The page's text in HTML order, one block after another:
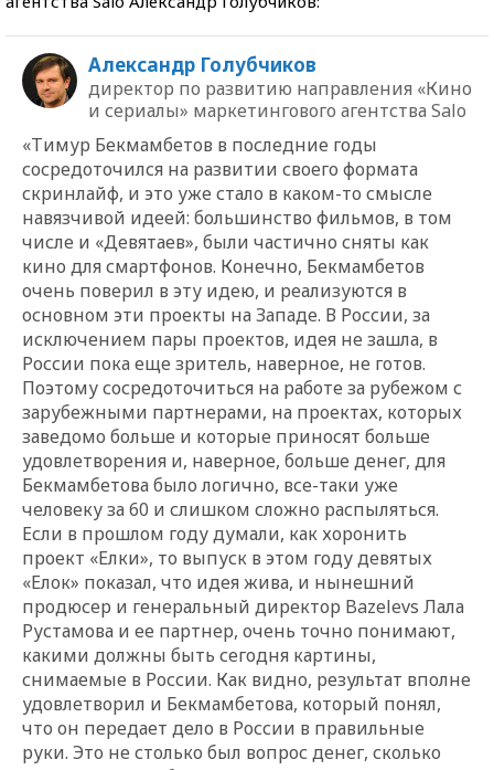
Александр Голубчиков
директор по развитию направления «Кино
и сериалы» маркетингового агентства Salо
«Тимур Бекмамбетов в последние годы
сосредоточился на развитии своего формата
скринлайф, и это уже стало в каком-то смысле
навязчивой идеей: большинство фильмов, в том
числе и «Девятаев», были частично сняты как
кино для смартфонов. Конечно, Бекмамбетов
очень поверил в эту идею, и реализуются в
основном эти проекты на Западе. В России, за
исключением пары проектов, идея не зашла, в
России пока еще зритель, наверное, не готов.
Поэтому сосредоточиться на работе за рубежом с
зарубежными партнерами, на проектах, которых
заведомо больше и которые приносят больше
удовлетворения и, наверное, больше денег, для
Бекмамбетова было логично, все-таки уже
человеку за 60 и слишком сложно распыляться.
Если в прошлом году думали, как хоронить
проект «Елки», то выпуск в этом году девятых
«Елок» показал, что идея жива, и нынешний
продюсер и генеральный директор Bazelevs Лала
Рустамова и ее партнер, очень точно понимают,
какими должны быть сегодня картины,
снимаемые в России. Как видно, результат вполне
удовлетворил и Бекмамбетова, который понял,
что он передает дело в России в правильные
руки. Это не столько был вопрос денег, сколько